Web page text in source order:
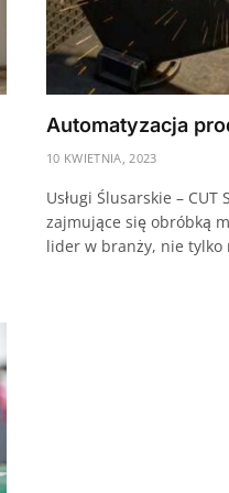
Automatyzacja
10 KWIETNIA, 2023
Usługi Ślusarskie –
zajmujące się obróbką
lider w branży, nie